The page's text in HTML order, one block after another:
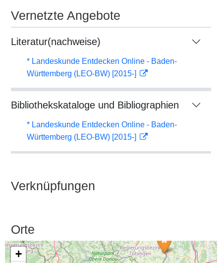
Vernetzte Angebote
Literatur(nachweise)
* Landeskunde Entdecken Online - Baden-
Württemberg (LEO-BW) [2015-]
Bibliothekskataloge und Bibliographien
* Landeskunde Entdecken Online - Baden-
Württemberg (LEO-BW) [2015-]
Verknüpfungen
Orte
+